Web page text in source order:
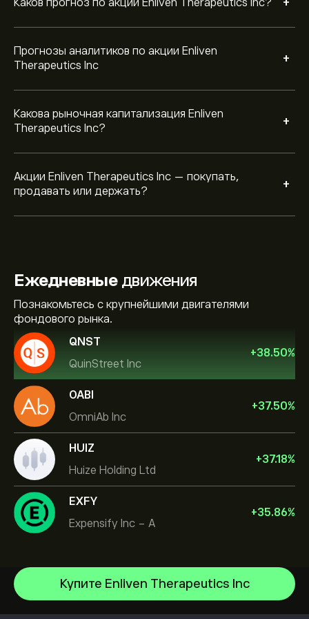
Прогнозы аналитиков по акции Enliven
Therapeutics Inc
+
Какова рыночная капитализация Enliven
Therapeutics Inc?
+
Акции Enliven Therapeutics Inc — покупать,
продавать или держать?
+
Ежедневныедвижения
Познакомьтесь с крупнейшими двигателями
фондового рынка.
QNST
QuinStreet Inc
+38.50%
OABI
OmniAb Inc
+37.50%
HUIZ
Huize Holding Ltd
+37.18%
EXFY
Expensify Inc - A
+35.86%
Купите Enliven Therapeutics Inc
NVIDIA Corporation